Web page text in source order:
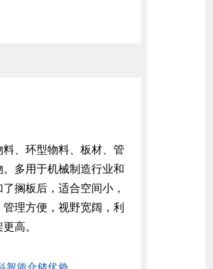
、环型物料、板材、管
多用于机械制造行业和
搁板后，适合空间小，
理方便，视野宽阔，利
高。